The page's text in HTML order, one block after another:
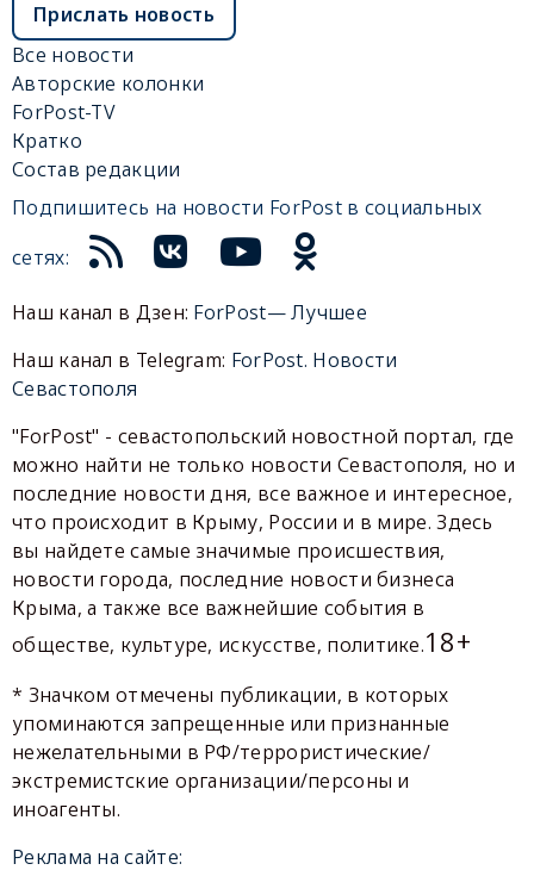
Прислать новость
Все новости
Авторские колонки
ForPost-TV
Кратко
Состав редакции
Подпишитесь на новости ForPost в социальных
сетях:
Наш канал в Дзен: ForPost— Лучшее
Наш канал в Telegram: ForPost. Новости
Севастополя
"ForPost" - севастопольский новостной портал, где
можно найти не только новости Севастополя, но и
последние новости дня, все важное и интересное,
что происходит в Крыму, России и в мире. Здесь
вы найдете самые значимые происшествия,
новости города, последние новости бизнеса
Крыма, а также все важнейшие события в
обществе, культуре, искусстве, политике.18+
* Значком отмечены публикации, в которых
упоминаются запрещенные или признанные
нежелательными в РФ/террористические/
экстремистские организации/персоны и
иноагенты.
Реклама на сайте: